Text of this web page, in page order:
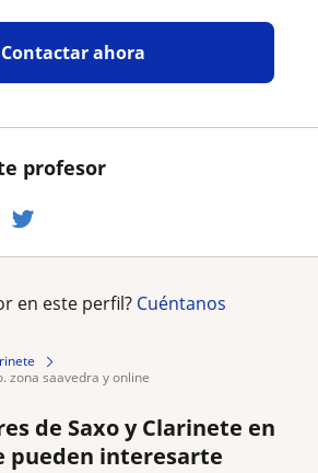
profesor
Contactar ahora
en este perfil? Cuéntanos
zona saavedra y online
de Saxo y Clarinete en
pueden interesarte